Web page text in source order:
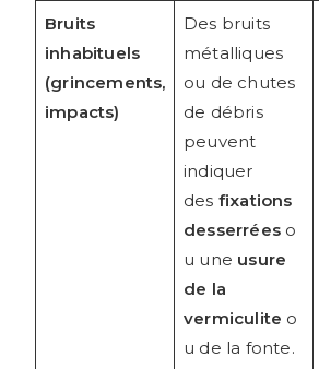
Bruits
inhabituels
(grincements,
impacts)
Des bruits
métalliques
ou de chutes
de débris
peuvent
indiquer
des fixations
desserréeso
u une usure
de la
vermiculite o
u de la fonte.